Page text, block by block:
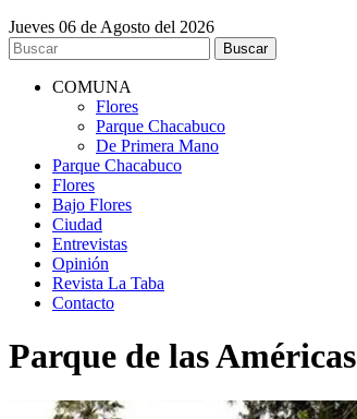
Jueves 06 de Agosto del 2026
COMUNA
Flores
Parque Chacabuco
De Primera Mano
Parque Chacabuco
Flores
Bajo Flores
Ciudad
Entrevistas
Opinión
Revista La Taba
Contacto
Parque de las Américas